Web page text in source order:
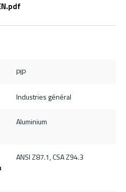
PIP
Industries général
Aluminium
ANSI Z87.1, CSA Z94.3